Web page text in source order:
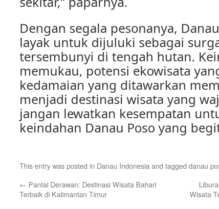
Dengan segala pesonanya,
layak untuk dijuluki sebagai
tersembunyi di tengah hutan.
memukau, potensi ekowisata
kedamaian yang ditawarkan
menjadi destinasi wisata yang
jangan lewatkan kesempatan
keindahan Danau Poso yang
This entry was posted in Danau Indonesia and tagged danau
← Pantai Derawan: Destinasi Wisata Bahari
Terbaik di Kalimantan Timur
Wisata